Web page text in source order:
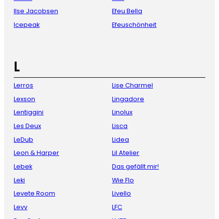
Ilse Jacobsen
Icepeak
Efeu Bella
Efeuschönheit
L
Lerros
Lexson
Lentiggini
Les Deux
LeDub
Leon & Harper
Lebek
Leki
Levete Room
Levv
Lise Charmel
Lingadore
Linolux
Lisca
Lidea
Lil Atelier
Das gefällt mir!
Wie Flo
Livello
LFC